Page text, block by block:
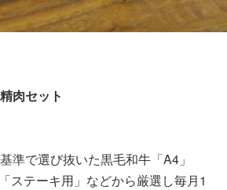
肉セット
準で選び抜いた黒毛和牛「A4」
ステーキ用」などから厳選し毎月1